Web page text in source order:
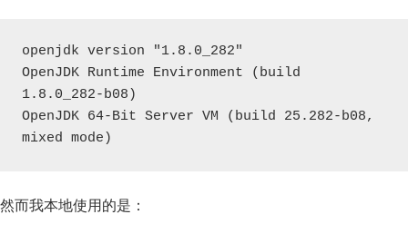
openjdk version "1.8.0_282"
OpenJDK Runtime Environment (build
1.8.0_282-b08)
OpenJDK 64-Bit Server VM (build 25.282-b08,
mixed mode)
然而我本地使用的是：